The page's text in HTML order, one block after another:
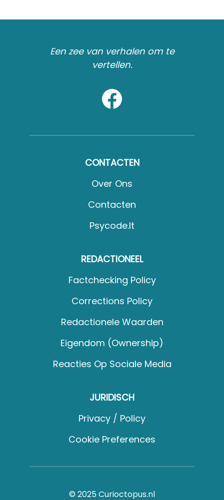
Een zee van verhalen om te
vertellen.
CONTACTEN
Over Ons
Contacten
Psycode.it
REDACTIONEEL
Factchecking Policy
Corrections Policy
Redactionele Waarden
Eigendom (Ownership)
Reacties Op Sociale Media
JURIDISCH
Privacy / Policy
Cookie Preferences
© 2025 Curioctopus.nl